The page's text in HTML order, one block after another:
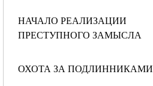
НАЧАЛО РЕАЛИЗАЦИИ
ПРЕСТУПНОГО ЗАМЫСЛА
ОХОТА ЗА ПОДЛИННИКАМИ